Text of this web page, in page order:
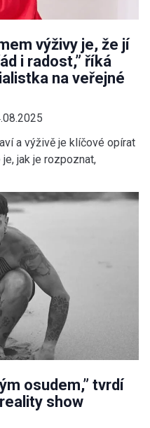
výživy je, že jí
i radost,” říká
na veřejné
a výživě je klíčové opírat
jak je rozpoznat,
osudem,” tvrdí
show